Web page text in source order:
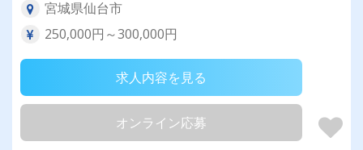
宮城県仙台市
250,000円～300,000円
求人内容を見る
オンライン応募